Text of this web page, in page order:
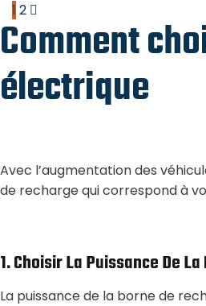
1 2
Comment
électrique
Avec l’augmentation des
de recharge qui correspond à
1.Choisir La Puissance De
La puissance de la borne de